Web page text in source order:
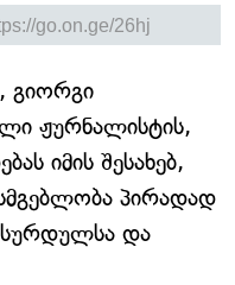
გიორგი
ჟურნალისტის,
იმის შესახებ,
პირადად
და